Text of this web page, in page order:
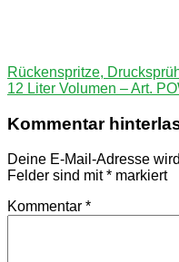
Vorheriger
Beitrag:
Rückenspritze,
12 Liter Volumen – Art.
Kommentar
Deine E-Mail-Adresse
Felder sind mit* markiert
Kommentar *